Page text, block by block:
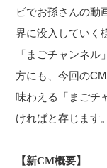
ビでお孫さんの動
界に没入していく
「まごチャンネ
方にも、今回の
味わえる「まごチ
ければと存じます。
【新CM概要】